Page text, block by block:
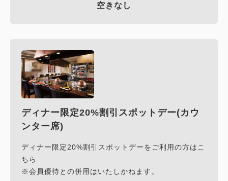
空きなし
ディナー限定20%割引スポットデー(カウ
ンター席)
ディナー限定20%割引スポットデーをご利用の方はこ
ちら
※会員優待との併用はいたしかねます。